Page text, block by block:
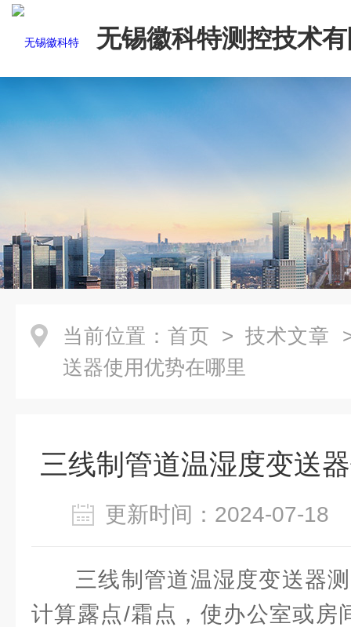
无锡徽科特测控技术
当前位置： 首页 > 技术文章
送器使用优势在哪里
三线制管道温湿度变送
更新时间：2024-07-
三线制管道温湿度变送器
计算露点/霜点，使办公室或房